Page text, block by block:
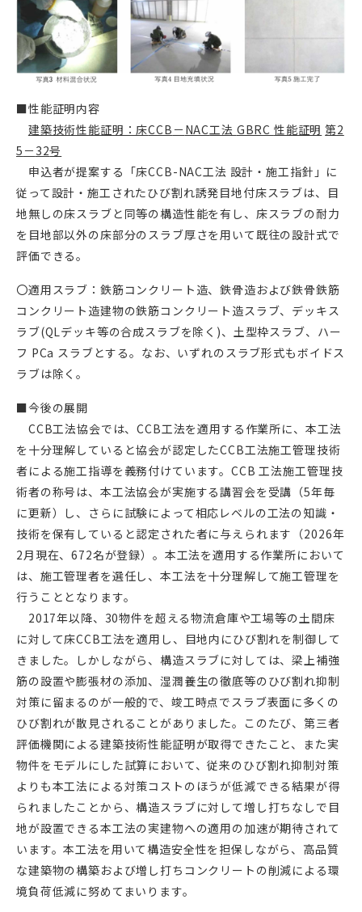
■性能証明内容
建築技術性能証明：床CCB － NAC工法 GBRC 性能証明 第2
5 － 32号
申込者が提案する「床CCB-NAC工法 設計・施工指針」に
従って設計・施工されたひび割れ誘発目地付床スラブは、目
地無しの床スラブと同等の構造性能を有し、床スラブの耐力
を目地部以外の床部分のスラブ厚さを用いて既往の設計式で
評価できる。
〇適用スラブ：鉄筋コンクリート造、鉄骨造および鉄骨鉄筋
コンクリート造建物の鉄筋コンクリート造スラブ、デッキス
ラブ(QLデッキ等の合成スラブを除く)、土型枠スラブ、ハー
フ PCa スラブとする。なお、いずれのスラブ形式もボイドス
ラブは除く。
■今後の展開
CCB工法協会では、CCB工法を適用する作業所に、本工法
を十分理解していると協会が認定したCCB工法施工管理技術
者による施工指導を義務付けています。CCB 工法施工管理技
術者の称号は、本工法協会が実施する講習会を受講（5年毎
に更新）し、さらに試験によって相応レベルの工法の知識・
技術を保有していると認定された者に与えられます（2026年
2月現在、672名が登録）。本工法を適用する作業所において
は、施工管理者を選任し、本工法を十分理解して施工管理を
行うこととなります。
2017年以降、30物件を超える物流倉庫や工場等の土間床
に対して床CCB工法を適用し、目地内にひび割れを制御して
きました。しかしながら、構造スラブに対しては、梁上補強
筋の設置や膨張材の添加、湿潤養生の徹底等のひび割れ抑制
対策に留まるのが一般的で、竣工時点でスラブ表面に多くの
ひび割れが散見されることがありました。このたび、第三者
評価機関による建築技術性能証明が取得できたこと、また実
物件をモデルにした試算において、従来のひび割れ抑制対策
よりも本工法による対策コストのほうが低減できる結果が得
られましたことから、構造スラブに対して増し打ちなしで目
地が設置できる本工法の実建物への適用の加速が期待されて
います。本工法を用いて構造安全性を担保しながら、高品質
な建築物の構築および増し打ちコンクリートの削減による環
境負荷低減に努めてまいります。